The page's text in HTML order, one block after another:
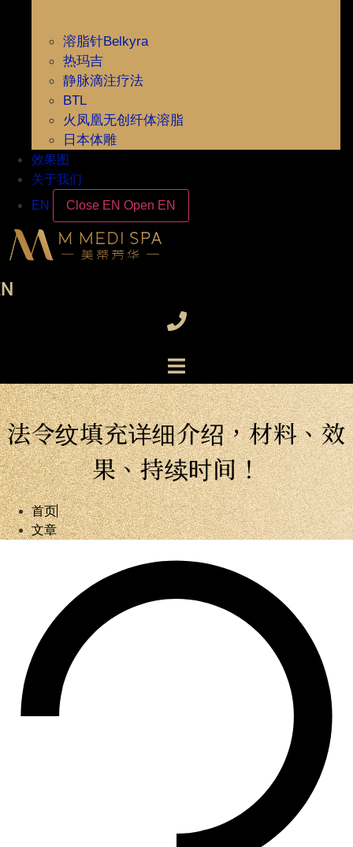
溶脂针Belkyra
热玛吉
静脉滴注疗法
BTL
火凤凰无创纤体溶脂
日本体雕
效果图
关于我们
EN
Close EN Open EN
法令纹填充详细介绍，材料、效
果、持续时间！
首页
文章